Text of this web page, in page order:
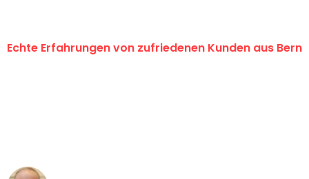
Echte Erfahrungen von zufriedenen Kunden aus Bern